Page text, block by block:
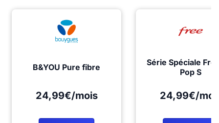
B&YOU Pure fibre
24,99€/mois
Série Spéciale
Pop S
24,99€/